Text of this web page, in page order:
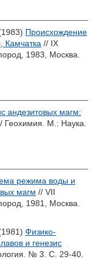
Происхождение
Камчатка // IX
1983, Москва.
андезитовых магм:
Геохимия. М.: Наука.
режима воды и
магм // VII
1981, Москва.
Физико-
и генезис
№ 3. С. 29-40.